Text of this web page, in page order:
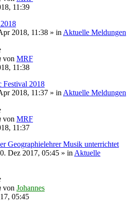
11:39
2018, 11:38 » in Aktuelle Meldungen
von MRF
11:38
Festival 2018
2018, 11:37 » in Aktuelle Meldungen
von MRF
11:37
Geographielehrer Musik unterrichtet
Dez 2017, 05:45 » in Aktuelle
von Johannes
05:45